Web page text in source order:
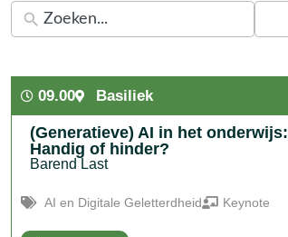
09.00 Basiliek
(Generatieve) AI in het onderwijs:
Handig of hinder?
Barend Last
AI en Digitale Geletterdheid Keynote